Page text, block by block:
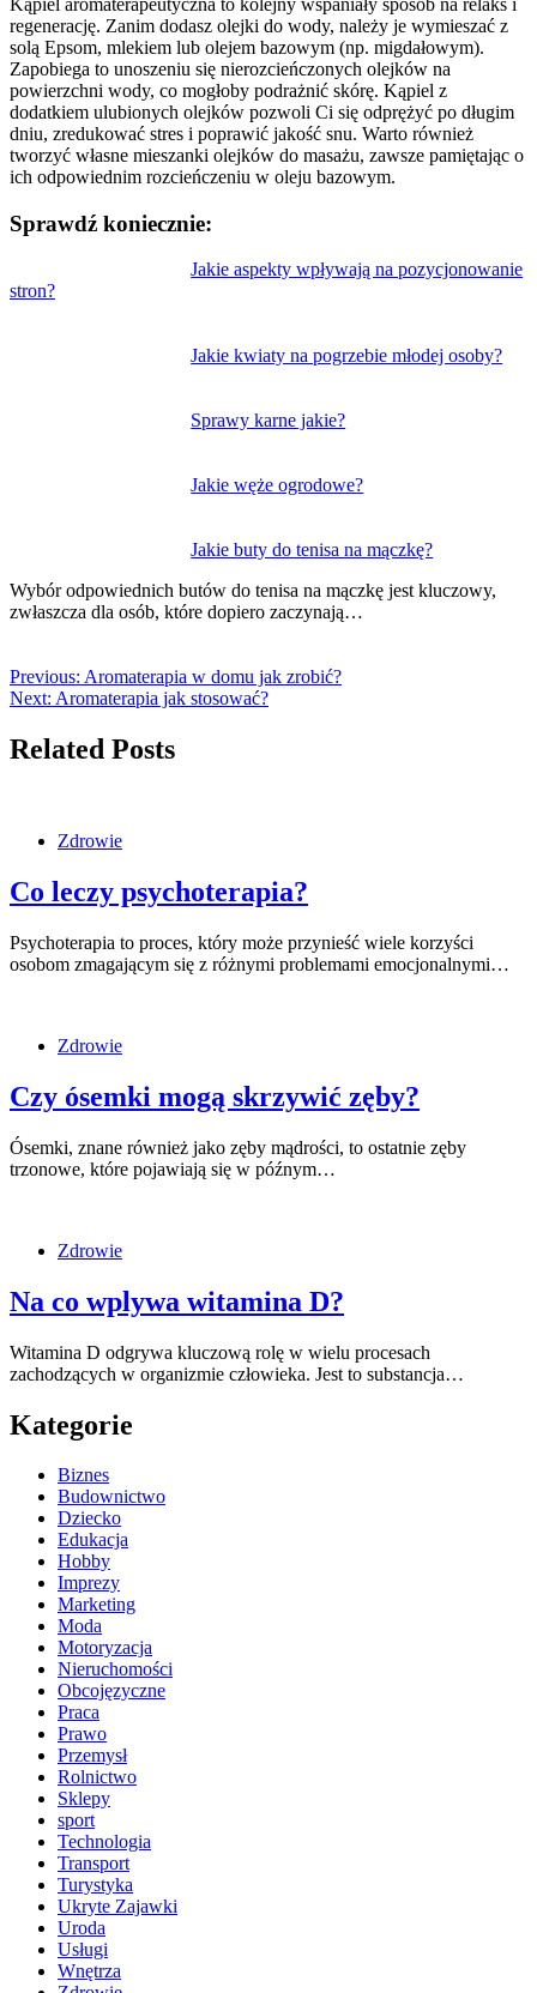
Kąpiel aromaterapeutyczna to kolejny wspaniały sposób na relaks i
regenerację. Zanim dodasz olejki do wody, należy je wymieszać z
solą Epsom, mlekiem lub olejem bazowym (np. migdałowym).
Zapobiega to unoszeniu się nierozcieńczonych olejków na
powierzchni wody, co mogłoby podrażnić skórę. Kąpiel z
dodatkiem ulubionych olejków pozwoli Ci się odprężyć po długim
dniu, zredukować stres i poprawić jakość snu. Warto również
tworzyć własne mieszanki olejków do masażu, zawsze pamiętając o
ich odpowiednim rozcieńczeniu w oleju bazowym.
Sprawdź koniecznie:
Jakie aspekty wpływają na pozycjonowanie
stron?
Jakie kwiaty na pogrzebie młodej osoby?
Sprawy karne jakie?
Jakie węże ogrodowe?
Jakie buty do tenisa na mączkę?
Wybór odpowiednich butów do tenisa na mączkę jest kluczowy,
zwłaszcza dla osób, które dopiero zaczynają…
wpisu
Previous: Aromaterapia w domu jak zrobić?
Next: Aromaterapia jak stosować?
Related Posts
Zdrowie
Co leczy psychoterapia?
Psychoterapia to proces, który może przynieść wiele korzyści
osobom zmagającym się z różnymi problemami emocjonalnymi…
Zdrowie
Czy ósemki mogą skrzywić zęby?
Ósemki, znane również jako zęby mądrości, to ostatnie zęby
trzonowe, które pojawiają się w późnym…
Zdrowie
Na co wplywa witamina D?
Witamina D odgrywa kluczową rolę w wielu procesach
zachodzących w organizmie człowieka. Jest to substancja…
Kategorie
Biznes
Budownictwo
Dziecko
Edukacja
Hobby
Imprezy
Marketing
Moda
Motoryzacja
Nieruchomości
Obcojęzyczne
Praca
Prawo
Przemysł
Rolnictwo
Sklepy
sport
Technologia
Transport
Turystyka
Ukryte Zajawki
Uroda
Usługi
Wnętrza